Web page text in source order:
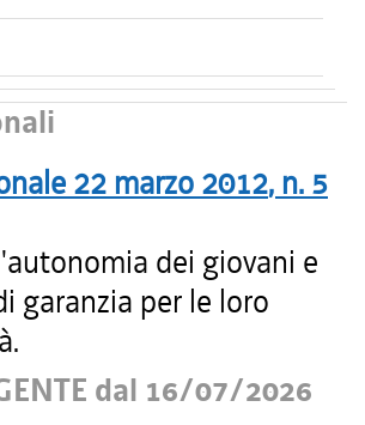
22 marzo 2012, n. 5
dei giovani e
garanzia per le loro
dal 16/07/2026